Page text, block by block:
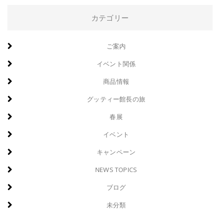
カテゴリー
ご案内
イベント関係
商品情報
グッティー館長の旅
春展
イベント
キャンペーン
NEWS TOPICS
ブログ
未分類